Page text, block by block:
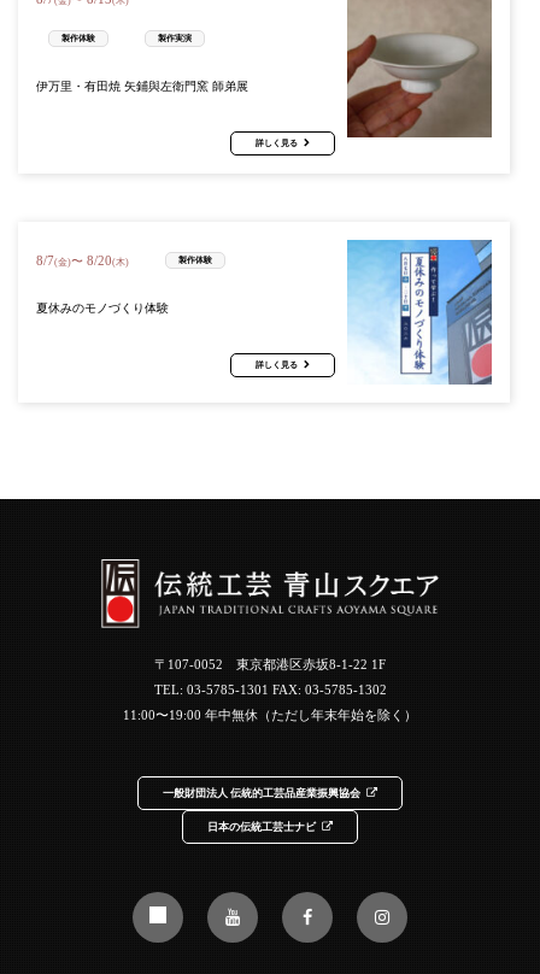
製作体験 製作実演
伊万里・有田焼 矢鋪與左衛門窯 師弟展
詳しく見る
8/7(金)〜 8/20(木) 製作体験
夏休みのモノづくり体験
詳しく見る
〒107-0052 東京都港区赤坂8-1-22 1F
TEL: 03-5785-1301 FAX: 03-5785-1302
11:00〜19:00 年中無休（ただし年末年始を除く）
一般財団法人 伝統的工芸品産業振興協会
日本の伝統工芸士ナビ